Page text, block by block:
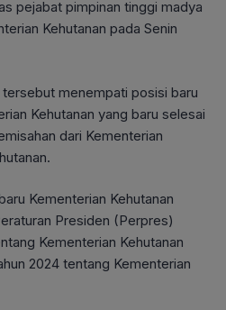
pejabat pimpinan tinggi madya
Kehutanan pada Senin
menempati posisi baru
Kehutanan yang baru selesai
dari Kementerian
Kementerian Kehutanan
Presiden (Perpres)
Kementerian Kehutanan
2024 tentang Kementerian